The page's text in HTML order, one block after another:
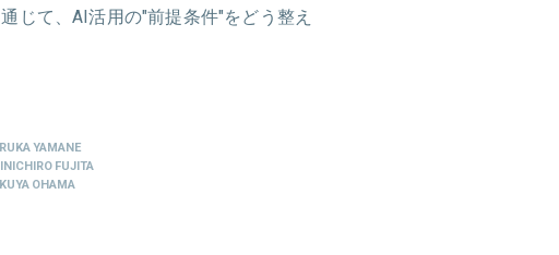
じて、AI活用の"前提条件"をどう整え
YAMANE
FUJITA
OHAMA